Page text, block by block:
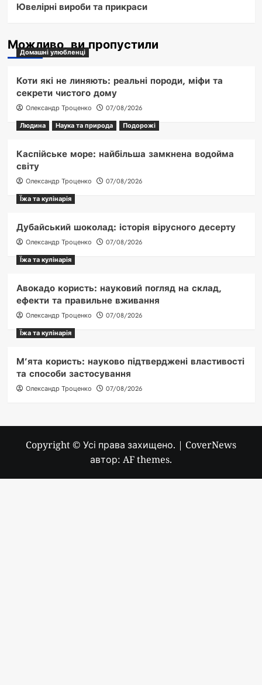
Ювелірні вироби та прикраси
Можливо, ви пропустили
Домашні улюбленці
Коти які не линяють: реальні породи, міфи та
секрети чистого дому
Олександр Троценко
07/08/2026
Людина
Наука та природа Подорожі
Каспійське море: найбільша замкнена водойма
світу
Олександр Троценко
07/08/2026
Їжа та кулінарія
Дубайський шоколад: історія вірусного десерту
Олександр Троценко
07/08/2026
Їжа та кулінарія
Авокадо користь: науковий погляд на склад,
ефекти та правильне вживання
Олександр Троценко
07/08/2026
Їжа та кулінарія
М’ята користь: науково підтверджені властивості
та способи застосування
Олександр Троценко 07/08/2026
Copyright © Усі права захищено. | CoverNews
автор: AF themes.